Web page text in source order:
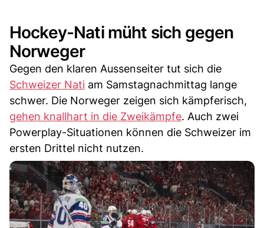
Hockey-Nati müht sich gegen
Norweger
Gegen den klaren Aussenseiter tut sich die
Schweizer Nati am Samstagnachmittag lange
schwer. Die Norweger zeigen sich kämpferisch,
gehen knallhart in die Zweikämpfe. Auch zwei
Powerplay-Situationen können die Schweizer im
ersten Drittel nicht nutzen.